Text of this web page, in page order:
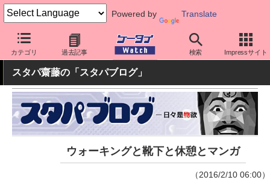
Powered by Translate
カテゴリ 過去記事 検索 Impressサイト
ケータイ Watch 最新技術/その他 その他
スタパ齋藤の「スタパブログ」
ウォーキングと靴下と休憩とマンガ
（2016/2/10 06:00）